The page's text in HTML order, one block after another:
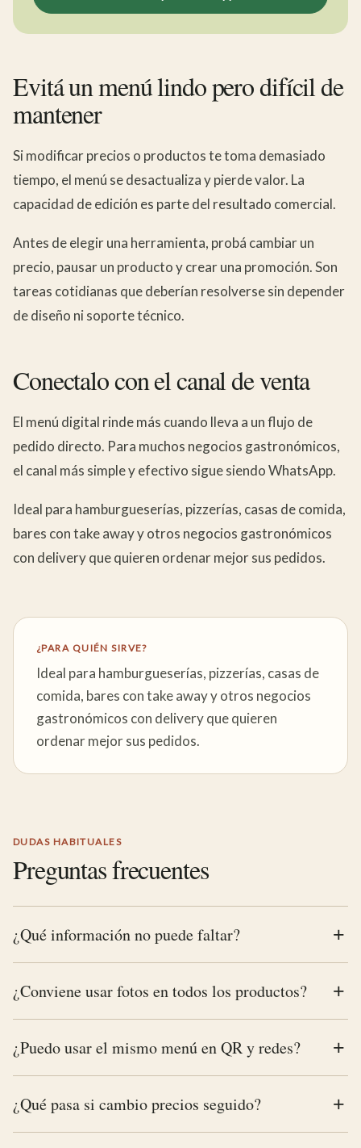
Evitá un menú lindo pero difícil de
mantener
Si modificar precios o productos te toma demasiado
tiempo, el menú se desactualiza y pierde valor. La
capacidad de edición es parte del resultado comercial.
Antes de elegir una herramienta, probá cambiar un
precio, pausar un producto y crear una promoción. Son
tareas cotidianas que deberían resolverse sin depender
de diseño ni soporte técnico.
Conectalo con el canal de venta
El menú digital rinde más cuando lleva a un flujo de
pedido directo. Para muchos negocios gastronómicos,
el canal más simple y efectivo sigue siendo WhatsApp.
Ideal para hamburgueserías, pizzerías, casas de comida,
bares con take away y otros negocios gastronómicos
con delivery que quieren ordenar mejor sus pedidos.
¿PARA QUIÉN SIRVE?
Ideal para hamburgueserías, pizzerías, casas de
comida, bares con take away y otros negocios
gastronómicos con delivery que quieren
ordenar mejor sus pedidos.
DUDAS HABITUALES
Preguntas frecuentes
¿Qué información no puede faltar?
¿Conviene usar fotos en todos los productos?
¿Puedo usar el mismo menú en QR y redes?
¿Qué pasa si cambio precios seguido?